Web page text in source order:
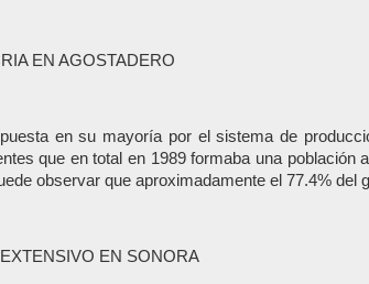
EN AGOSTADERO
en su mayoría por el sistema de
que en total en 1989 formaba una
observar que aproximadamente el 77.4%
EN SONORA